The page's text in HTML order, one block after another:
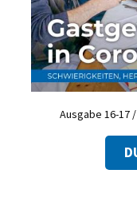
Ausgabe 16-17